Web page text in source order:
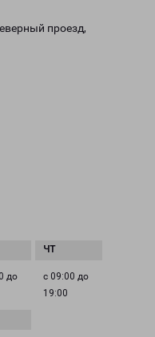
проезд,
до
с 09:00 до
19:00